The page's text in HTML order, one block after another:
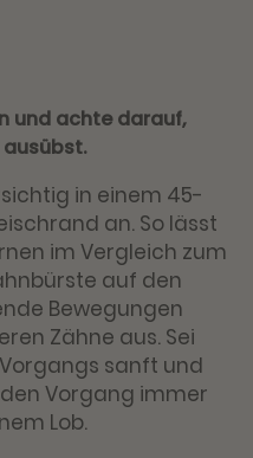
und achte darauf,
ausübst.
in einem 45-
an. So lässt
im Vergleich zum
auf den
Bewegungen
Zähne aus. Sei
sanft und
Vorgang immer
Lob.